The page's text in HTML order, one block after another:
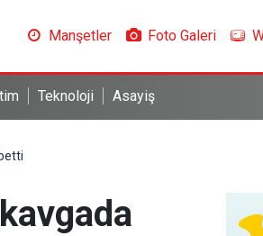
Manşetler Foto Galeri
Teknoloji Asayiş